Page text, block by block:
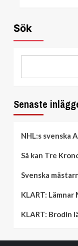
Sök
Senaste
NHL:s svenska
Så kan Tre
Svenska
KLART:
KLART: Brodin